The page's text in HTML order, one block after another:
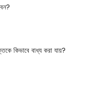
কিভাবে বাধ্য করা যায়?